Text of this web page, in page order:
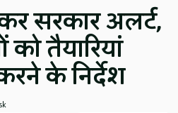
सरकार अलर्ट,
को तैयारियां
के निर्देश